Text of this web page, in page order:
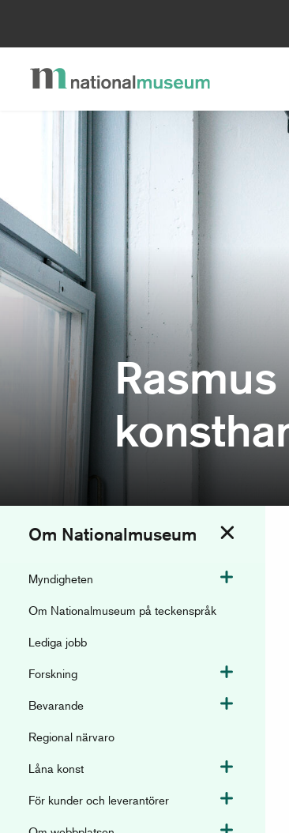
Om Nationalmuseum Växla meny
Myndigheten Växla meny
Om Nationalmuseum på teckenspråk
Lediga jobb
Forskning Växla meny
Bevarande Växla meny
Regional närvaro
Låna konst Växla meny
För kunder och leverantörer Växla meny
Växla meny